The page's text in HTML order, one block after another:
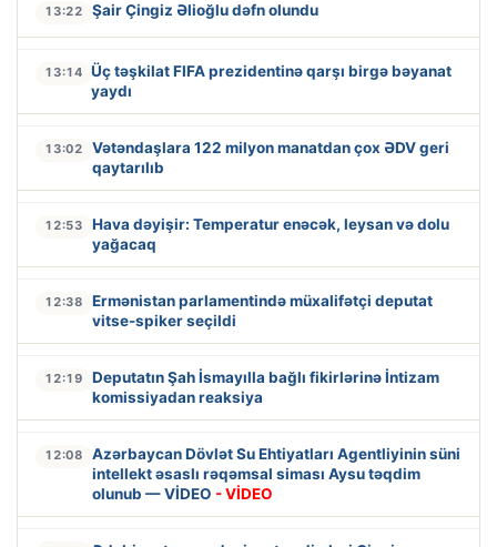
13:22 Şair Çingiz Əlioğlu dəfn olundu
13:14 Üç təşkilat FIFA prezidentinə qarşı birgə bəyanat
yaydı
13:02
Vətəndaşlara 122 milyon manatdan çox ƏDV geri
qaytarılıb
12:53
Hava dəyişir: Temperatur enəcək, leysan və dolu
yağacaq
12:38
Ermənistan parlamentində müxalifətçi deputat
vitse-spiker seçildi
12:19
Deputatın Şah İsmayılla bağlı fikirlərinə İntizam
komissiyadan reaksiya
12:08
Azərbaycan Dövlət Su Ehtiyatları Agentliyinin süni
intellekt əsaslı rəqəmsal siması Aysu təqdim
olunub — VİDEO - VİDEO